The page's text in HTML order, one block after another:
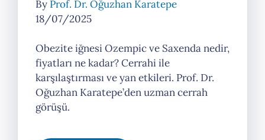
By Prof. Dr. Oğuzhan Karatepe
18/07/2025
Obezite iğnesi Ozempic ve Saxenda nedir,
fiyatları ne kadar? Cerrahi ile
karşılaştırması ve yan etkileri. Prof. Dr.
Oğuzhan Karatepe’den uzman cerrah
görüşü.